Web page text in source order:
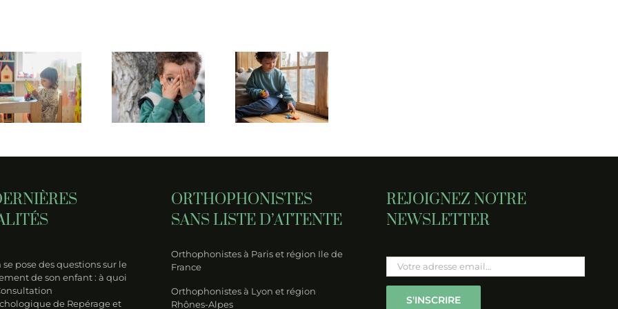
pour
libérer
l’anxiété
des
l’hypnose
peut-elle
aider
votre
sommeil :
un pilier
essentiel
de la
pose des questions sur le
de son enfant : à quoi
de Repérage et
ORTHOPHONISTES
SANS LISTE D’ATTENTE
Orthophonistes à Paris et région Ile de
France
Orthophonistes à Lyon et région
Rhônes-Alpes
REJOIGNEZ NOTRE
NEWSLETTER
Please leave this field empty.